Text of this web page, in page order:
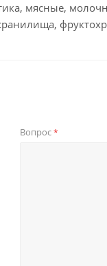
мясные,
Вопрос*